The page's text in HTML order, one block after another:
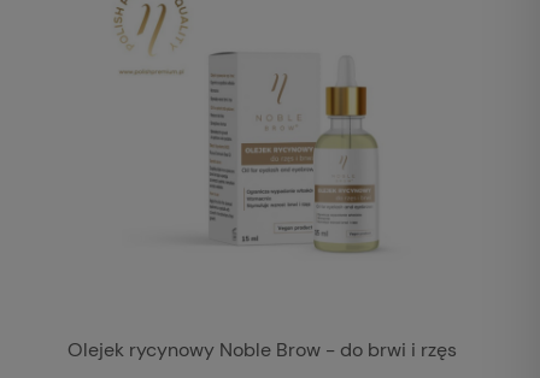
Olejek rycynowy Noble Brow - do brwi i rzęs